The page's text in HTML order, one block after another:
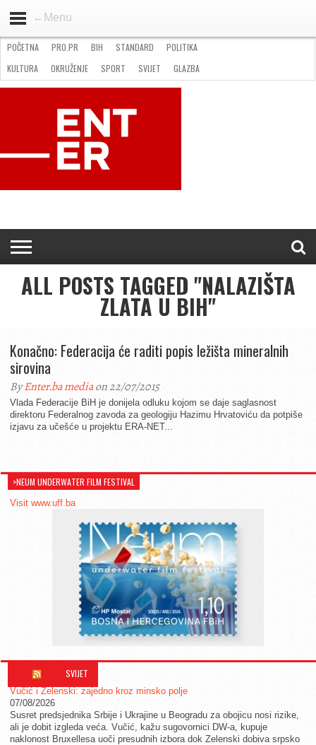
←Menu
STANDARD
GOSPODARSTVO
OKRUŽENJE
POČETNA PRO.PR BIH STANDARD
POLITIKA
KULTURA
OKRUŽENJE SPORT SVIJET
GLAZBA
NATJEČAJI
FILMING LOCATION IN BH KONTAKT
ALL POSTS TAGGED "NALAZIŠTA
ZLATA U BIH"
Konačno: Federacija će raditi popis ležišta mineralnih
sirovina
ByEnter.ba mediaon 22/07/2015
Vlada Federacije BiH je donijela odluku kojom se daje saglasnost
direktoru Federalnog zavoda za geologiju Hazimu Hrvatoviću da potpiše
izjavu za učešće u projektu ERA-NET...
>NEUM UNDERWATER FILM FESTIVAL
Visit www.uff.ba
SVIJET
Vučić i Zelenski: zajedno kroz minsko polje
07/08/2026
Susret predsjednika Srbije i Ukrajine u Beogradu za obojicu nosi rizike,
ali je dobit izgleda veća. Vučić, kažu sugovornici DW-a, kupuje
naklonost Bruxellesa uoči presudnih izbora dok Zelenski dobiva srpsko